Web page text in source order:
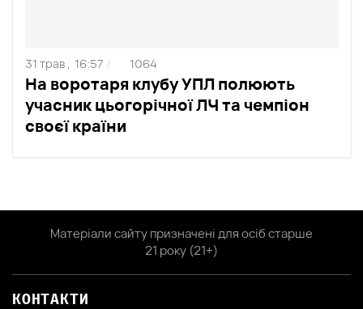
На воротаря клубу УПЛ полюють
учасник цьогорічної ЛЧ та чемпіон
своєї країни
31 трав , 16:57 / 1064
Матеріали сайту призначені для осіб старше
21 року (21+)
КОНТАКТИ